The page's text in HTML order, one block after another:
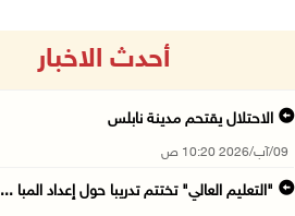
أحدث الاخبار
الاحتلال يقتحم مدينة نابلس
09/آب/2026 10:20 ص
"التعليم العالي" تختتم تدريبا حول إعداد المبا ...